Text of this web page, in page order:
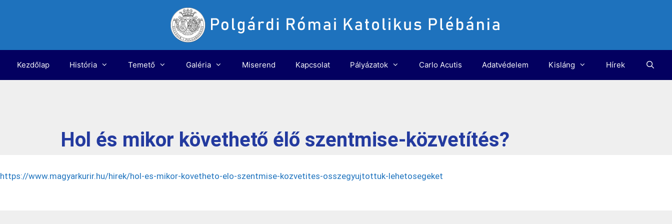
Kezdőlap História Temető Galéria Miserend Kapcsolat Pályázatok Carlo Acutis Adatvédelem Kisláng Hírek
Hol és mikor követhető élő szentmise-közvetítés?
https://www.magyarkurir.hu/hirek/hol-es-mikor-kovetheto-elo-szentmise-kozvetites-osszegyujtottuk-lehetosegeket